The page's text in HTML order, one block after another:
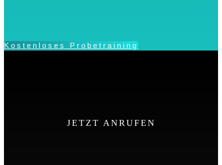
Kostenloses Probetraining
JETZT ANRUFEN